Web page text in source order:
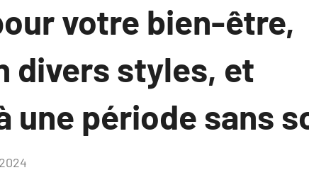
votre bien-être,
divers styles, et
une période sans